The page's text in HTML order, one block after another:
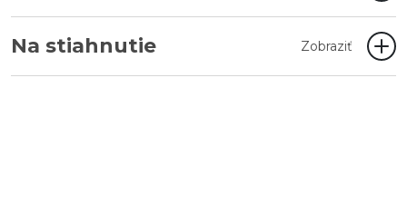
Na stiahnutie Zobraziť